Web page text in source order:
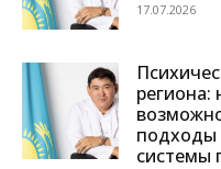
17.07.2026
региона:
подходы